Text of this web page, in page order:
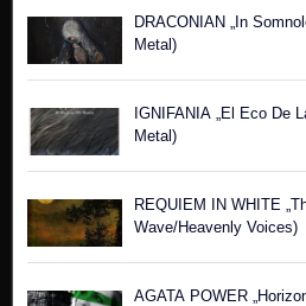
DRACONIAN „In
Metal)
IGNIFANIA „El Eco De
Metal)
REQUIEM IN WHITE
Wave/Heavenly Voices)
AGATA POWER